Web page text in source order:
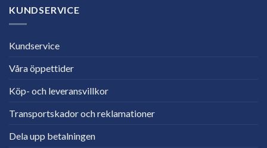
KUNDSERVICE
Kundservice
Våra öppettider
Köp- och leveransvillkor
Transportskador och reklamationer
Dela upp betalningen